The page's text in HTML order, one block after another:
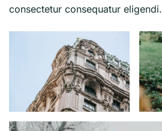
consectetur consequatur eligendi.